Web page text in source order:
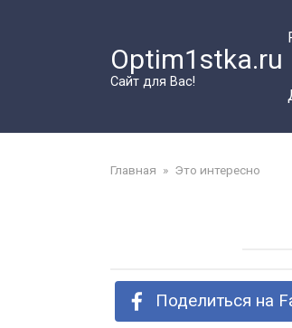
Optim1stka.ru
Сайт для Вас!
Главная » Это интересно
Поделиться на